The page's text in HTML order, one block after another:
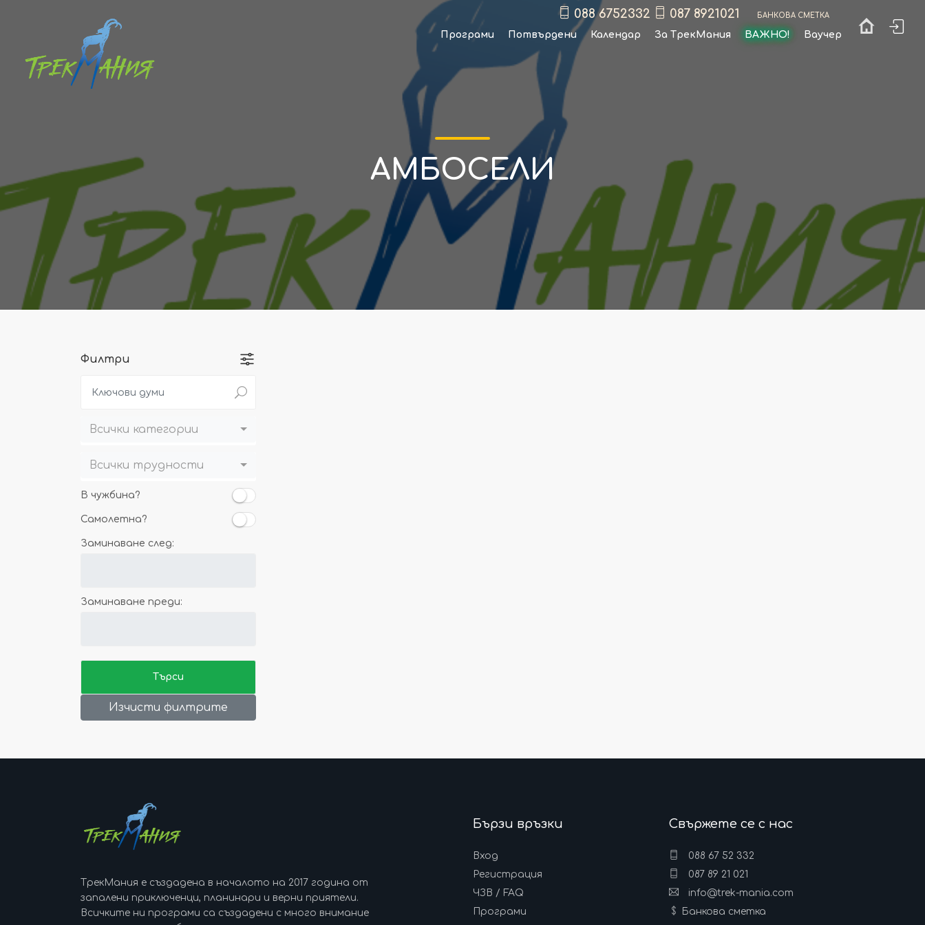
АМБОСЕЛИ
Филтри
Всички категории
Всички трудности
В чужбина?
Самолетна?
Заминаване след:
Заминаване преди:
Изчисти филтрите
ТрекМания е създадена в началото на 2017 година от
запалени приключенци, планинари и верни приятели.
Всичките ни програми са създадени с много внимание
Бързи връзки
Вход
Регистрация
ЧЗВ / FAQ
Програми
Свържете се с нас
088 67 52 332
087 89 21 021
info@trek-mania.com
Банкова сметка
088 6752332 087 8921021 Банкова сметка
Програми Потвърдени Календар За ТрекМания ВАЖНО! Ваучер